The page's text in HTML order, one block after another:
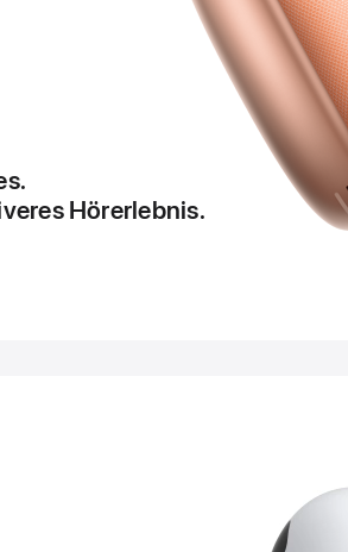
Hör­erlebnis.